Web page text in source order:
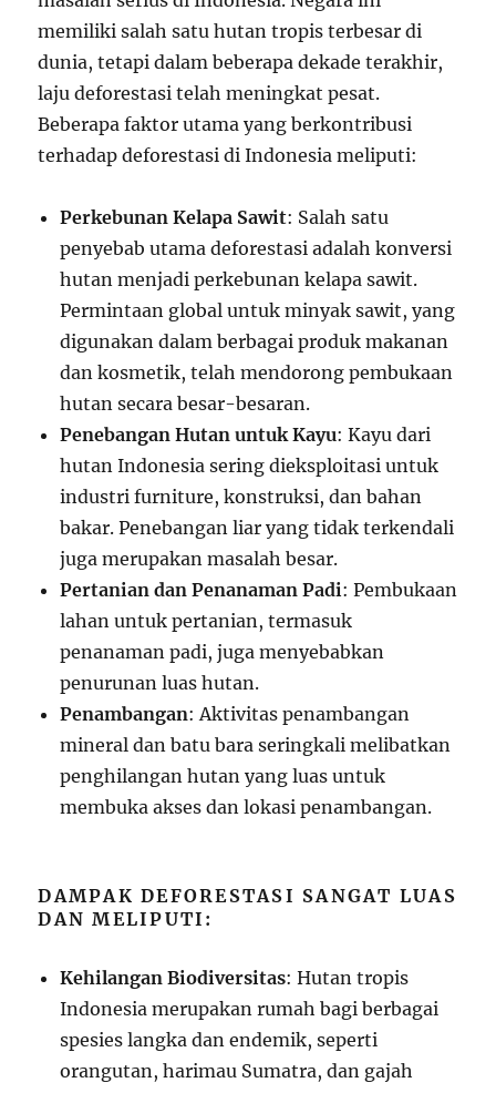
memiliki salah satu hutan tropis terbesar di
dunia, tetapi dalam beberapa dekade terakhir,
laju deforestasi telah meningkat pesat.
Beberapa faktor utama yang berkontribusi
terhadap deforestasi di Indonesia meliputi:
Perkebunan Kelapa Sawit: Salah satu
penyebab utama deforestasi adalah konversi
hutan menjadi perkebunan kelapa sawit.
Permintaan global untuk minyak sawit, yang
digunakan dalam berbagai produk makanan
dan kosmetik, telah mendorong pembukaan
hutan secara besar-besaran.
Penebangan Hutan untuk Kayu: Kayu dari
hutan Indonesia sering dieksploitasi untuk
industri furniture, konstruksi, dan bahan
bakar. Penebangan liar yang tidak terkendali
juga merupakan masalah besar.
Pertanian dan Penanaman Padi: Pembukaan
lahan untuk pertanian, termasuk
penanaman padi, juga menyebabkan
penurunan luas hutan.
Penambangan: Aktivitas penambangan
mineral dan batu bara seringkali melibatkan
penghilangan hutan yang luas untuk
membuka akses dan lokasi penambangan.
DAMPAK DEFORESTASI SANGAT LUAS
DAN MELIPUTI:
Kehilangan Biodiversitas: Hutan tropis
Indonesia merupakan rumah bagi berbagai
spesies langka dan endemik, seperti
orangutan, harimau Sumatra, dan gajah